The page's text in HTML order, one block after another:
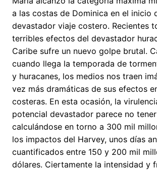
a las costas de Dominica en el inicio
devastador viaje costero. Recientes
terribles efectos del devastador
Caribe sufre un nuevo golpe brutal.
cuando llega la temporada de
y huracanes, los medios nos traen
vez más dramáticas de sus efectos
costeras. En esta ocasión, la
potencial devastador parece no
calculándose en torno a 300 mil
los impactos del Harvey, unos días
cuantificados entre 150 y 200 mil
dólares. Ciertamente la intensidad y